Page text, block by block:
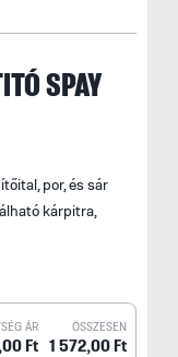
SPAY
por, és sár
kárpitra,
ÁR
Ft
ÖSSZESEN
1 572,00 Ft